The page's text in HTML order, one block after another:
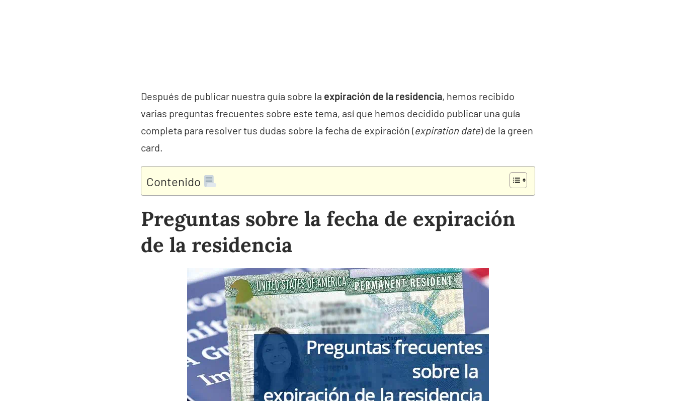
Después de publicar nuestra guía sobre la expiración de la residencia, hemos recibido
varias preguntas frecuentes sobre este tema, así que hemos decidido publicar una guía
completa para resolver tus dudas sobre la fecha de expiración (expiration date) de la green
card.
Contenido
Preguntas sobre la fecha de expiración
de la residencia